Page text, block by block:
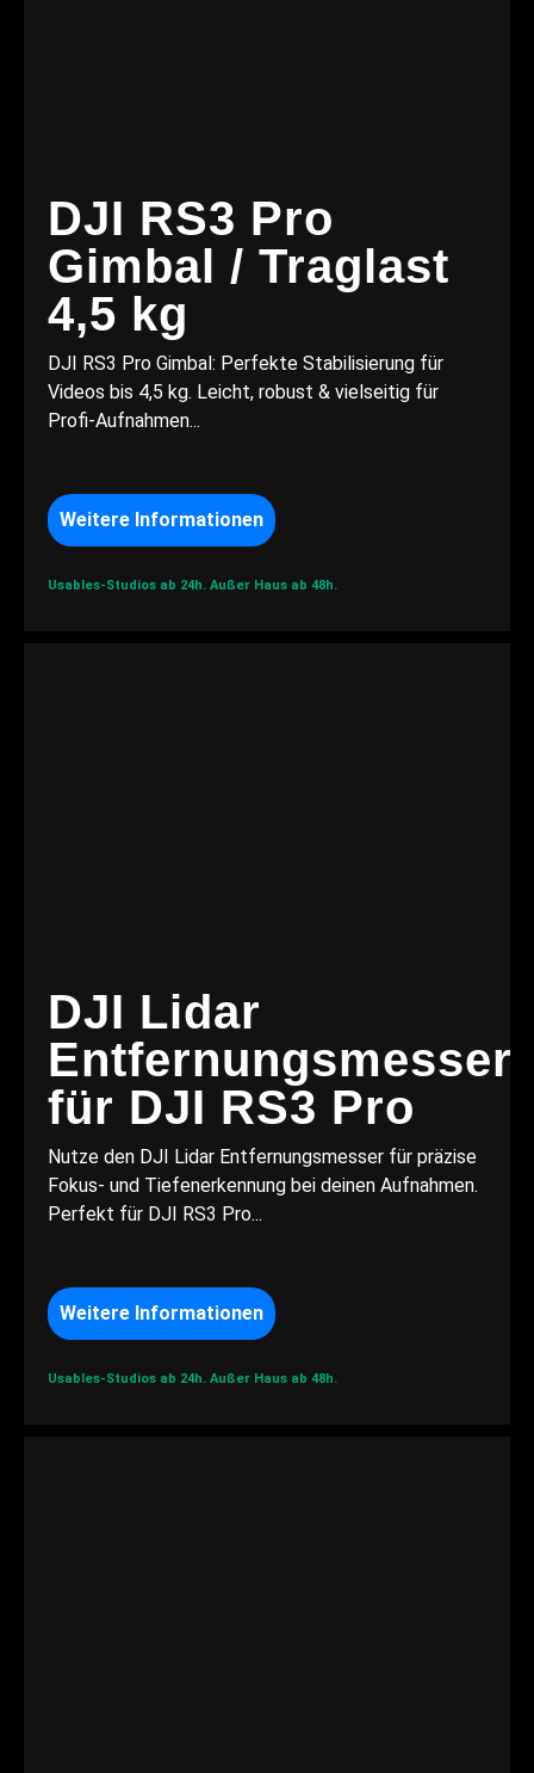
DJI RS3 Pro
Gimbal / Traglast
4,5 kg
DJI RS3 Pro Gimbal: Perfekte Stabilisierung für
Videos bis 4,5 kg. Leicht, robust & vielseitig für
Profi-Aufnahmen...
Weitere Informationen
Usables-Studios ab 24h. Außer Haus ab 48h.
DJI Lidar
Entfernungsmesser
für DJI RS3 Pro
Nutze den DJI Lidar Entfernungsmesser für präzise
Fokus- und Tiefenerkennung bei deinen Aufnahmen.
Perfekt für DJI RS3 Pro...
Weitere Informationen
Usables-Studios ab 24h. Außer Haus ab 48h.